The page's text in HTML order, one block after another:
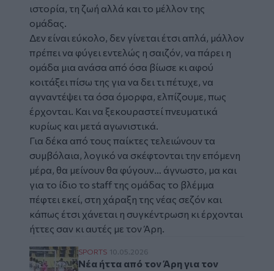
ιστορία, τη ζωή αλλά και το μέλλον της
ομάδας.
Δεν είναι εύκολο, δεν γίνεται έτσι απλά, μάλλον
πρέπει να φύγει εντελώς η σαιζόν, να πάρει η
ομάδα μια ανάσα από όσα βίωσε κι αφού
κοιτάξει πίσω της για να δει τι πέτυχε, να
αγναντέψει τα όσα όμορφα, ελπίζουμε, πως
έρχονται. Και να ξεκουραστεί πνευματικά
κυρίως και μετά αγωνιστικά.
Για δέκα από τους παίκτες τελειώνουν τα
συμβόλαια, λογικό να σκέφτονται την επόμενη
μέρα, θα μείνουν θα φύγουν… άγνωστο, μα και
για το ίδιο το staff της ομάδας το βλέμμα
πέφτει εκεί, στη χάραξη της νέας σεζόν και
κάπως έτσι χάνεται η συγκέντρωση κι έρχονται
ήττες σαν κι αυτές με τον Άρη.
Νέα ήττα από τον Άρη για τον αδιάφορο
SPORTS 10.05.2026
Νέα ήττα από τον Άρη για τον